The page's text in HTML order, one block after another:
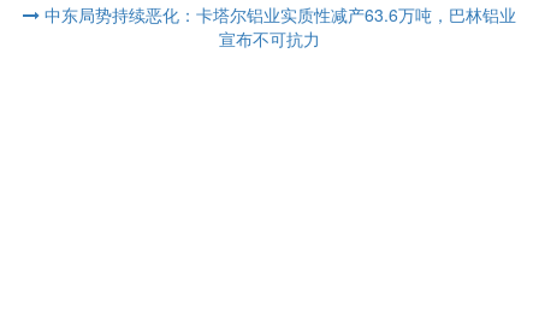
中东局势持续恶化：卡塔尔铝业实质性减产63.6万吨，巴林铝业
宣布不可抗力